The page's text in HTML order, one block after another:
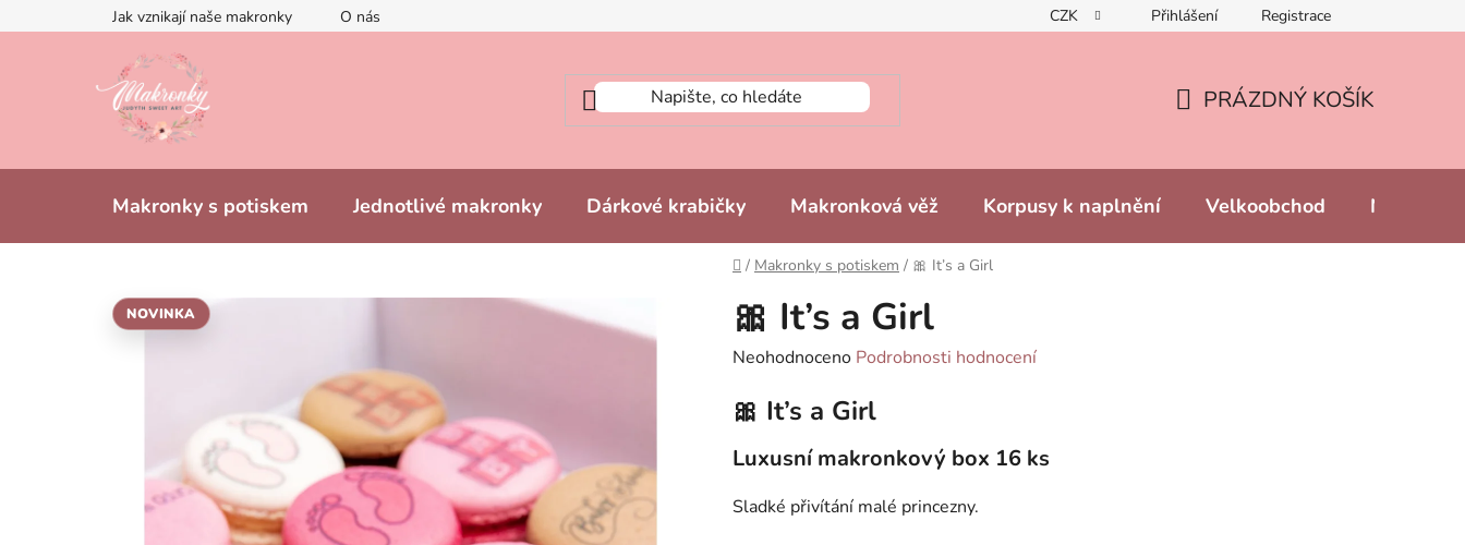
na
Jak vznikají naše makronky O nás CZK Přihlášení Registrace
PRÁZDNÝ KOŠÍK
Makronky s potiskem Jednotlivé makronky Dárkové krabičky Makronková věž Korpusy k naplnění Velkoobchod Naše
Domů
/ Makronky s potiskem / 🎀 It’s a Girl
🎀 It’s a Girl
Průměrné
produktu
je
0,0
z
Neohodnoceno Podrobnosti hodnocení
🎀 It’s a Girl
Luxusní makronkový box 16 ks
Sladké přivítání malé princezny.
NOVINKA